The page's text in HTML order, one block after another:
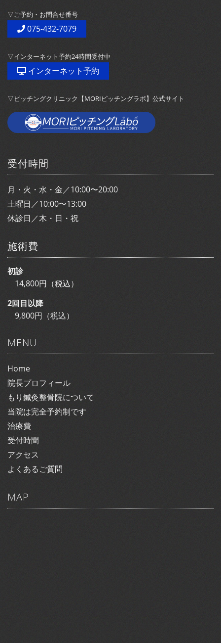
▽ご予約・お問合せ番号
075-432-7079
▽インターネット予約24時間受付中
インターネット予約
▽ピッチングクリニック【MORIピッチングラボ】公式サイト
受付時間
月・火・水・金／10:00〜20:00
土曜日／10:00〜13:00
休診日／木・日・祝
施術費
初診
14,800円（税込）
2回目以降
9,800円（税込）
MENU
Home
院長プロフィール
もり鍼灸整骨院について
当院は完全予約制です
治療費
受付時間
アクセス
よくあるご質問
MAP